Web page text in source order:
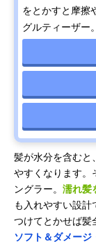
をとかすと摩擦
グルティーザー
髪が水分を含むと
やすくなります。
ングラー。 濡れ髪
も入れやすい設
つけてとかせば髪
ソフト＆ダメー